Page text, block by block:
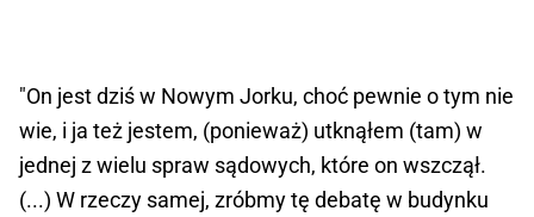
"On jest dziś w Nowym Jorku, choć pewnie o tym nie
wie, i ja też jestem, (ponieważ) utknąłem (tam) w
jednej z wielu spraw sądowych, które on wszczął.
(...) W rzeczy samej, zróbmy tę debatę w budynku